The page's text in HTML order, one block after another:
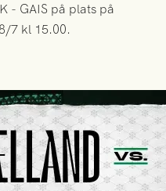
- GAIS på plats på
7 kl 15.00.